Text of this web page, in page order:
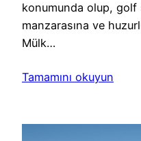
konumunda olup, golf
manzarasına ve
Mülk…
Tamamını okuyun